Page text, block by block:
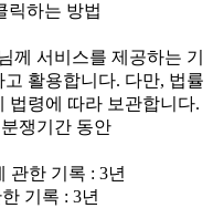
릭하는 방법
께 서비스를 제공하는 기
활용합니다. 다만, 법률
법령에 따라 보관합니다.
쟁기간 동안
관한 기록 : 3년
기록 : 3년